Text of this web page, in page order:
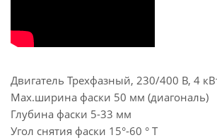
Двигатель Трехфазный, 230/400 В, 4
Мах.ширина фаски 50 мм (диагональ)
Глубина фаски 5-33 мм
Угол снятия фаски 15°-60 ° Т